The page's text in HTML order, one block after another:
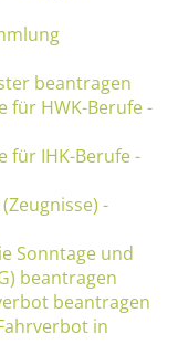
beantragen
für HWK-Berufe -
für IHK-Berufe -
-
Sonntage und
beantragen
beantragen
in